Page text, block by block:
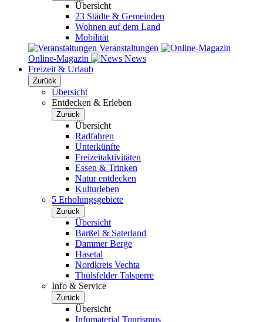
Übersicht
23 Städte & Gemeinden
Wohnen auf dem Land
Mobilität
Veranstaltungen
Online-Magazin
News
Freizeit & Urlaub
Zurück
Übersicht
Entdecken & Erleben
Zurück
Übersicht
Radfahren
Unterkünfte
Freizeitaktivitäten
Essen & Trinken
Natur entdecken
Kulturleben
5 Erholungsgebiete
Zurück
Übersicht
Barßel & Saterland
Dammer Berge
Hasetal
Nordkreis Vechta
Thülsfelder Talsperre
Info & Service
Zurück
Übersicht
Infomaterial Tourismus